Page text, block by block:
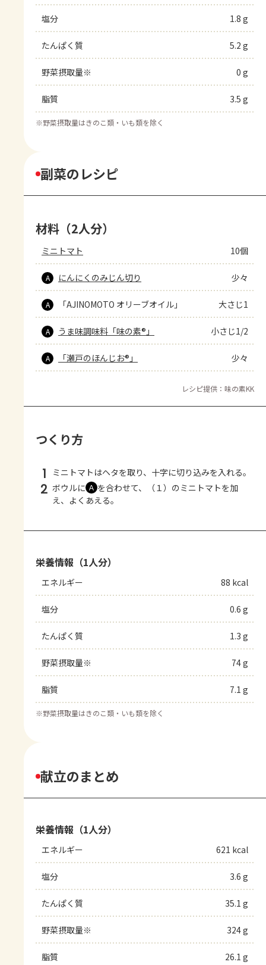
塩分 1.8 g
たんぱく質 5.2 g
野菜摂取量※ 0 g
脂質 3.5 g
※野菜摂取量はきのこ類・いも類を除く
副菜のレシピ
材料（2人分）
ミニトマト 10個
A にんにくのみじん切り 少々
A 「AJINOMOTO オリーブオイル」 大さじ1
A うま味調味料「味の素®」 小さじ1/2
A 「瀬戸のほんじお®」 少々
レシピ提供：味の素KK
つくり方
1 ミニトマトはヘタを取り、十字に切り込みを入れる。
2 ボウルに Ａ を合わせて、（１）のミニトマトを加
え、よくあえる。
栄養情報（1人分）
エネルギー 88 kcal
塩分 0.6 g
たんぱく質 1.3 g
野菜摂取量※ 74 g
脂質 7.1 g
※野菜摂取量はきのこ類・いも類を除く
献立のまとめ
栄養情報（1人分）
エネルギー 621 kcal
塩分 3.6 g
たんぱく質 35.1 g
野菜摂取量※ 324 g
脂質 26.1 g